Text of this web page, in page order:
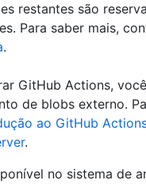
restantes são
Para saber mais,
.
GitHub Actions,
de blobs externo.
ao GitHub
.
no sistema de